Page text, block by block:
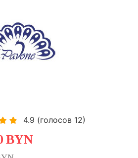
4.9 (голосов 12)
BYN